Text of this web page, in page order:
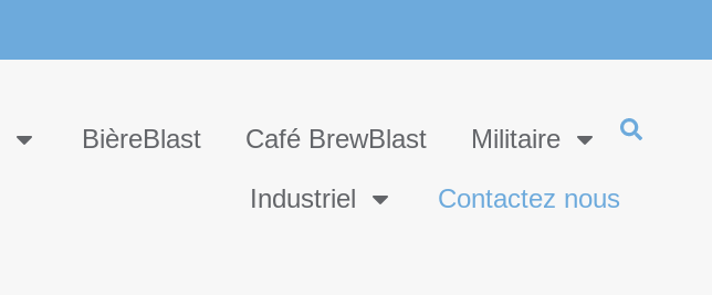
BièreBlast Café BrewBlast
Militaire
Industriel
Contactez nous